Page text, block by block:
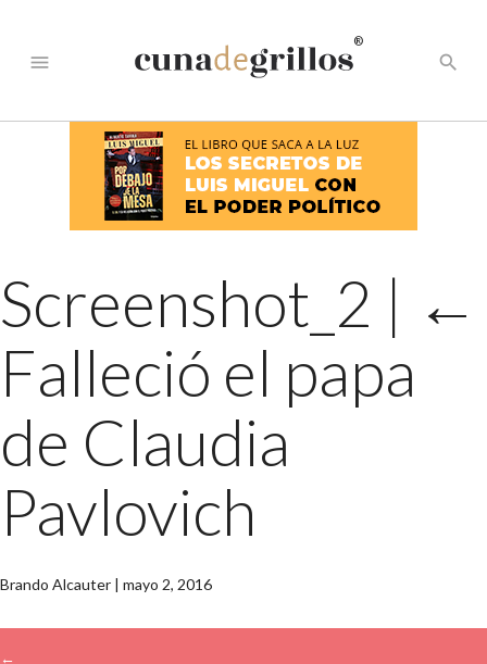
menu
®
search
Screenshot_2 | ←
Falleció el papa
de Claudia
Pavlovich
Brando Alcauter | mayo 2, 2016
←